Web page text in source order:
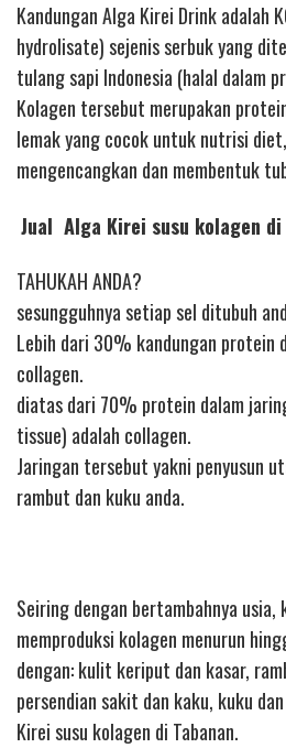
Kandungan Alga Kirei Drink adalah
hydrolisate) sejenis serbuk yang
tulang sapi Indonesia (halal dalam
Kolagen tersebut merupakan
lemak yang cocok untuk nutrisi
mengencangkan dan membentuk
Jual Alga Kirei susu kolagen di
TAHUKAH ANDA?
sesungguhnya setiap sel ditubuh
Lebih dari 30% kandungan protein
collagen.
diatas dari 70% protein dalam
tissue) adalah collagen.
Jaringan tersebut yakni penyusun
rambut dan kuku anda.
Seiring dengan bertambahnya usia,
memproduksi kolagen menurun
dengan: kulit keriput dan kasar,
persendian sakit dan kaku, kuku
Kirei susu kolagen di Tabanan.